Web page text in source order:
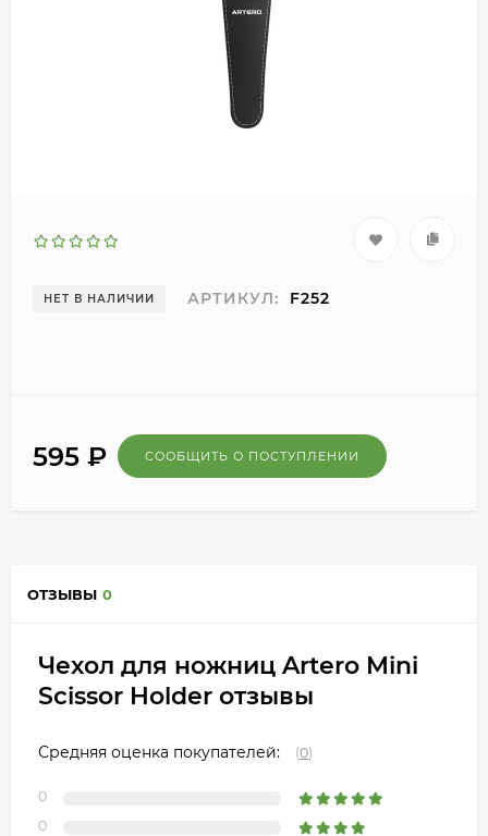
НЕТ В НАЛИЧИИ АРТИКУЛ: F252
595 ₽ СООБЩИТЬ О ПОСТУПЛЕНИИ
ОТЗЫВЫ 0
Чехол для ножниц Artero Mini
Scissor Holder отзывы
Средняя оценка покупателей: (0)
0
0